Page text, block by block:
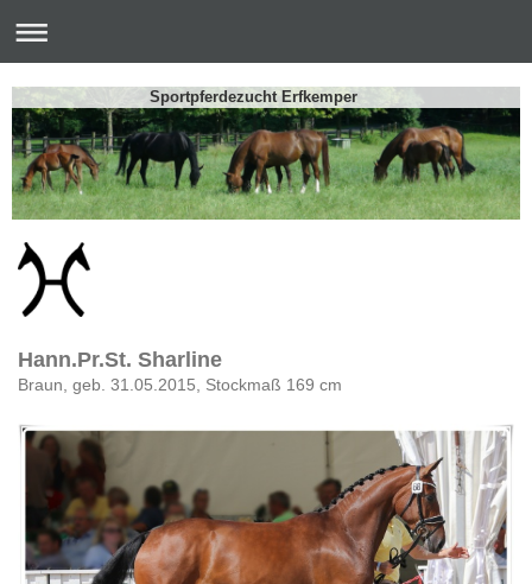
Sportpferdezucht Erfkemper
Hann.Pr.St. Sharline
Braun, geb. 31.05.2015, Stockmaß 169 cm